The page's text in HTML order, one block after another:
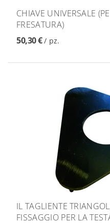
CHIAVE UNIVERSALE
FRESATURA)
50,30 €/ pz.
IL TAGLIENTE
FISSAGGIO PER LA